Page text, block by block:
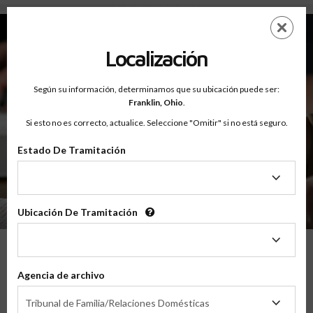
Ayuda - Resumen De Las Clases
EN
Para Padres En Línea
Localización
Según su información, determinamos que su ubicación puede ser:
Franklin, Ohio.
Si esto no es correcto, actualice. Seleccione "Omitir" si no está seguro.
Estado De Tramitación
Tramitación
Ubicación De Tramitación
Tramitación
Agencia de archivo
Tribunal de Familia/Relaciones Domésticas
de